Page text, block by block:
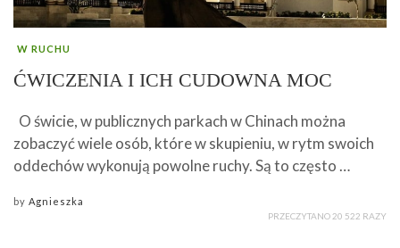
W RUCHU
ĆWICZENIA I ICH CUDOWNA MOC
O świcie, w publicznych parkach w Chinach można
zobaczyć wiele osób, które w skupieniu, w rytm swoich
oddechów wykonują powolne ruchy. Są to często …
by Agnieszka
PRZECZYTANO 20 522 RAZY